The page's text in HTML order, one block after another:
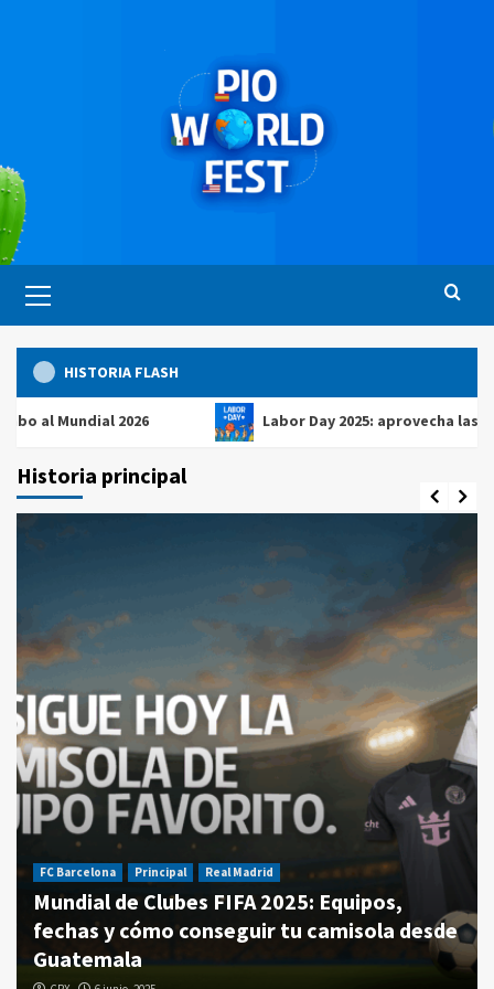
principal
HISTORIA FLASH
2026 Labor Day 2025: aprovecha las mejores
Historia principal
FC Barcelona Principal Real Madrid
Mundial de Clubes FIFA 2025: Equipos,
fechas y cómo conseguir tu camisola desde
Guatemala